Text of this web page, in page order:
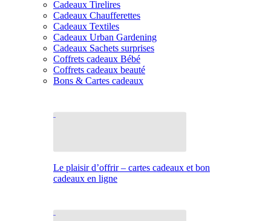
Cadeaux Tirelires
Cadeaux Chaufferettes
Cadeaux Textiles
Cadeaux Urban Gardening
Cadeaux Sachets surprises
Coffrets cadeaux Bébé
Coffrets cadeaux beauté
Bons & Cartes cadeaux
Le plaisir d’offrir – cartes cadeaux et bon
cadeaux en ligne